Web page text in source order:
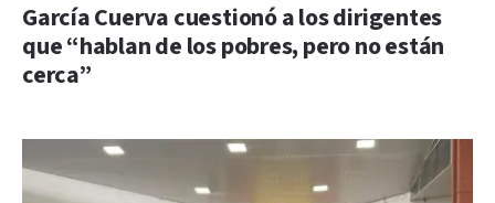
García Cuerva cuestionó a los dirigentes
que “hablan de los pobres, pero no están
cerca”